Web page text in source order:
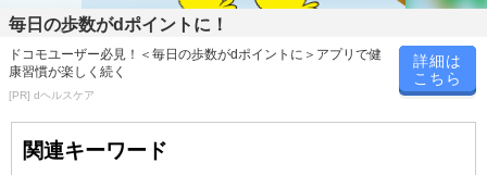
・原産国（最終加工地）：中国
・原材料/材質/素材：竹
・注意事項：
※写真は展示例・イメージです
毎日の歩数がdポイントに！
ドコモユーザー必見！＜毎日の歩数がdポイントに＞アプリで健
康習慣が楽しく続く
[PR] dヘルスケア
詳細は
こちら
関連キーワード